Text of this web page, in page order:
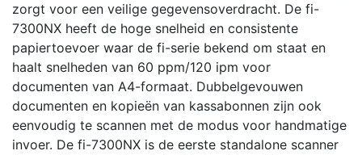
zorgt voor een veilige gegevensoverdracht. De fi-
7300NX heeft de hoge snelheid en consistente
papiertoevoer waar de fi-serie bekend om staat en
haalt snelheden van 60 ppm/120 ipm voor
documenten van A4-formaat. Dubbelgevouwen
documenten en kopieën van kassabonnen zijn ook
eenvoudig te scannen met de modus voor handmatige
invoer. De fi-7300NX is de eerste standalone scanner